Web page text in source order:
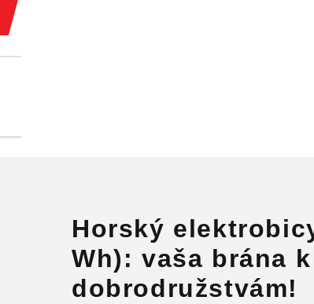
Horský
Wh): vaša brána
dobrodružstvám!